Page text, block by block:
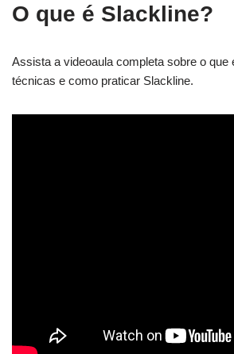
O que é Slackline?
Assista a videoaula completa sobre o que
técnicas e como praticar Slackline.